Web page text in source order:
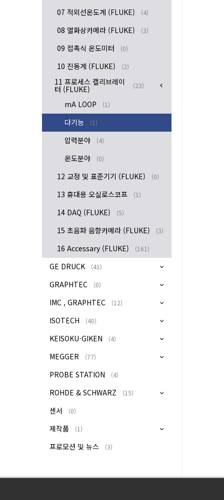
07 적외선온도계 (FLUKE) (4)
08 열화상카메라 (FLUKE) (3)
09 접촉식 온도미터 (0)
10 진동계 (FLUKE) (2)
11 프로세스 캘리브레이
터 (FLUKE) (23)
mA LOOP (1)
다기능 (1)
압력분야 (4)
온도분야 (0)
12 교정 및 표준기기 (FLUKE) (0)
13 휴대용 오실로스코프 (1)
14 DAQ (FLUKE) (5)
15 초음파 음향카메라 (FLUKE) (3)
16 Accessary (FLUKE) (161)
GE DRUCK (41)
GRAPHTEC (0)
IMC , GRAPHTEC (12)
ISOTECH (40)
KEISOKU-GIKEN (4)
MEGGER (77)
PROBE STATION (4)
ROHDE & SCHWARZ (15)
센서 (0)
제작품 (1)
프로모션 및 뉴스 (3)